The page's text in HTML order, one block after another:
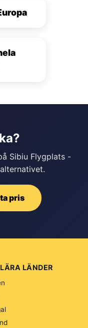
Sibiu Flygplats -
pris
LÄNDER